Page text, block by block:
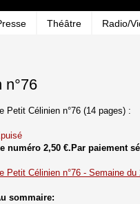
Théâtre Radio/
n°76
Le Petit Célinien n°76 (14 pages) :
numéro 2,50 €. Par paiement
Le Petit Célinien n°76 - Semaine
sommaire: